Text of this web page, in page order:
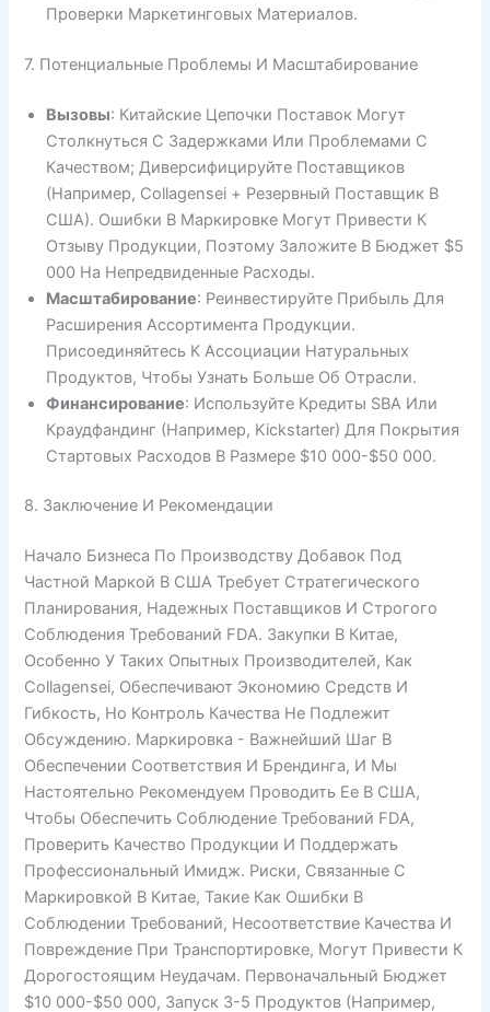
Проверки Маркетинговых Материалов.
7. Потенциальные Проблемы И Масштабирование
Вызовы: Китайские Цепочки Поставок Могут
Столкнуться С Задержками Или Проблемами С
Качеством; Диверсифицируйте Поставщиков
(например, Collagensei + Резервный Поставщик В
США). Ошибки В Маркировке Могут Привести К
Отзыву Продукции, Поэтому Заложите В Бюджет $5
000 На Непредвиденные Расходы.
Масштабирование: Реинвестируйте Прибыль Для
Расширения Ассортимента Продукции.
Присоединяйтесь К Ассоциации Натуральных
Продуктов, Чтобы Узнать Больше Об Отрасли.
Финансирование: Используйте Кредиты SBA Или
Краудфандинг (например, Kickstarter) Для Покрытия
Стартовых Расходов В Размере $10 000-$50 000.
8. Заключение И Рекомендации
Начало Бизнеса По Производству Добавок Под
Частной Маркой В США Требует Стратегического
Планирования, Надежных Поставщиков И Строгого
Соблюдения Требований FDA. Закупки В Китае,
Особенно У Таких Опытных Производителей, Как
Collagensei, Обеспечивают Экономию Средств И
Гибкость, Но Контроль Качества Не Подлежит
Обсуждению. Маркировка - Важнейший Шаг В
Обеспечении Соответствия И Брендинга, И Мы
Настоятельно Рекомендуем Проводить Ее В США,
Чтобы Обеспечить Соблюдение Требований FDA,
Проверить Качество Продукции И Поддержать
Профессиональный Имидж. Риски, Связанные С
Маркировкой В Китае, Такие Как Ошибки В
Соблюдении Требований, Несоответствие Качества И
Повреждение При Транспортировке, Могут Привести К
Дорогостоящим Неудачам. Первоначальный Бюджет
$10 000-$50 000, Запуск 3-5 Продуктов (например,